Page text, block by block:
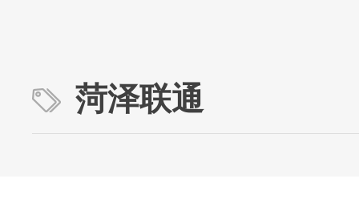
菏泽联通